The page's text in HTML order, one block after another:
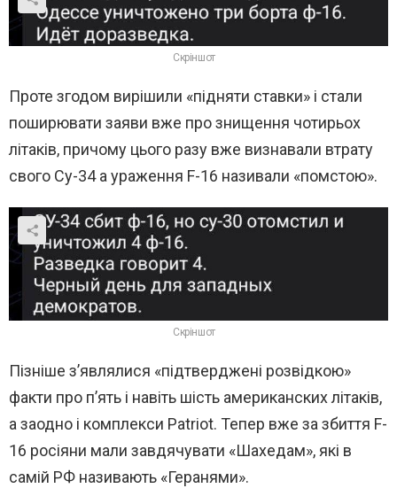
Скріншот
Проте згодом вирішили «підняти ставки» і стали
поширювати заяви вже про знищення чотирьох
літаків, причому цього разу вже визнавали втрату
свого Су-34 а ураження F-16 називали «помстою».
Скріншот
Пізніше з’являлися «підтверджені розвідкою»
факти про п’ять і навіть шість американских літаків,
а заодно і комплекси Patriot. Тепер вже за збиття F-
16 росіяни мали завдячувати «Шахедам», які в
самій РФ називають «Геранями».